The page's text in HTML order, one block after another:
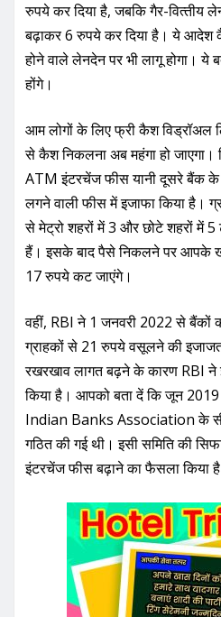
रुपये कर दिया है, जबकि गैर-
बढ़ाकर 6 रुपये कर दिया है। ये आदेश
होने वाले लेनदेन पर भी लागू होगा।
होंगे।
आम लोगों के लिए फ्री कैश विड्रॉअल
से कैश निकलना अब महंगा हो
ATM इंटरचेंज फीस यानी दूसरे बैंक
लगने वाली फीस में इजाफा किया है।
से मेट्रो शहरों में 3 और छोटे शहरों में
हैं। इसके बाद पैसे निकलने पर आपके
17 रुपये कट जाएंगे।
वहीं, RBI ने 1 जनवरी 2022 से बैंकों
ग्राहकों से 21 रुपये वसूलने की
रखरखाव लागत बढ़ने के कारण RBI ने
किया है। आपको बता दें कि जून
Indian Banks Association के
गठित की गई थी। इसी समिति की
इंटरचेंज फीस बढ़ाने का फैसला किया